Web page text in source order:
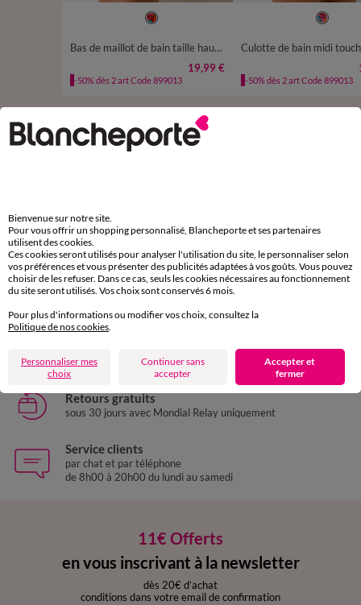
42
Bas de maillot de bain taille haute imprimé Cayetana
19,99 €
-50% dès 2 art Code 899013
42
-50% dès 2 art Code 899013
D'autres idées de Maillot de bain 2 pièces
Paiement 100% sécurisé
domicile, relais, consignes automatiques
Retours gratuits
sous 30 jours avec Mondial Relay uniquement
Service clients
par chat et par téléphone
de 8h00 à 20h00 du lundi au samedi
11€ Offerts
en vous inscrivant à la newsletter
dès 20€ d’achat
conditions dans votre email de confirmation
Bienvenue sur notre site.
Pour vous offrir un shopping personnalisé, Blancheporte et ses partenaires
utilisent des cookies.
Ces cookies seront utilisés pour analyser l'utilisation du site, le personnaliser selon
vos préférences et vous présenter des publicités adaptées à vos goûts. Vous pouvez
choisir de les refuser. Dans ce cas, seuls les cookies nécessaires au fonctionnement
du site seront utilisés. Vos choix sont conservés 6 mois.
Pour plus d'informations ou modifier vos choix, consultez la
Politique de nos cookies.
Personnaliser mes
choix
Continuer sans
accepter
Accepter et
fermer